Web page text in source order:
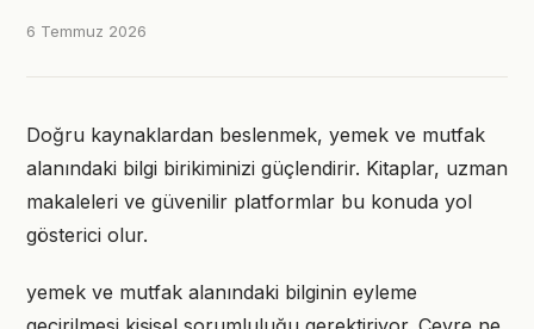
6 Temmuz 2026
Doğru kaynaklardan beslenmek, yemek ve mutfak
alanındaki bilgi birikiminizi güçlendirir. Kitaplar, uzman
makaleleri ve güvenilir platformlar bu konuda yol
gösterici olur.
yemek ve mutfak alanındaki bilginin eyleme